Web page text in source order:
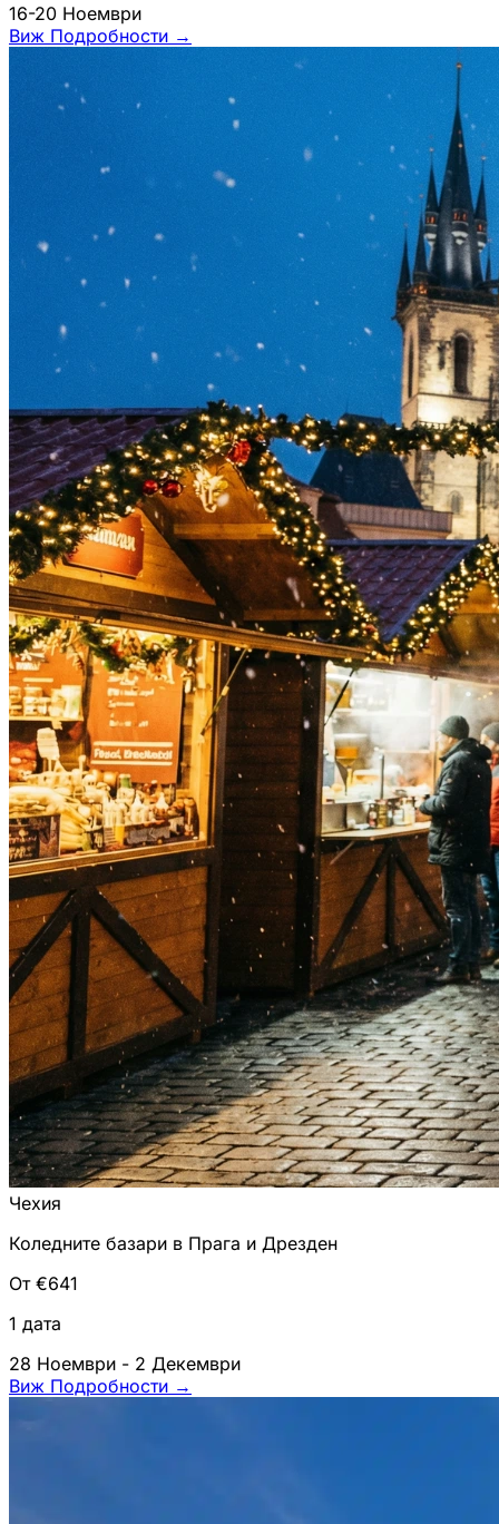
16-20 Ноември
Виж Подробности →
Чехия
Коледните базари в Прага и Дрезден
От €641
1 дата
28 Ноември - 2 Декември
Виж Подробности →